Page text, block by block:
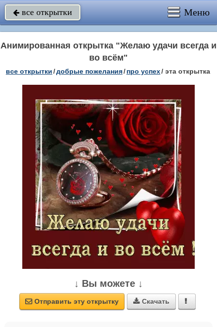
 все открытки Меню
Анимированная открытка "Желаю удачи всегда и
во всём"
все открытки/добрые пожелания/про успех/ эта открытка
↓ Вы можете ↓
 Отправить эту открытку  Скачать 